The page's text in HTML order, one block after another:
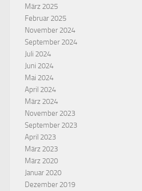
März 2025
Februar 2025
November 2024
September 2024
Juli 2024
Juni 2024
Mai 2024
April 2024
März 2024
November 2023
September 2023
April 2023
März 2023
März 2020
Januar 2020
Dezember 2019